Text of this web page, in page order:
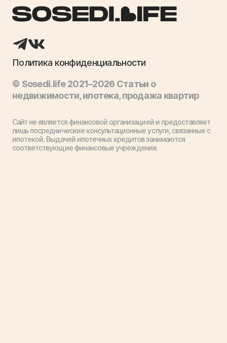
Политика конфиденциальности
© Sosedi.life 2021–2026 Статьи о
недвижимости, ипотека, продажа квартир
Сайт не является финансовой организацией и предоставляет
лишь посреднические консультационные услуги, связанные с
ипотекой. Выдачей ипотечных кредитов занимаются
соответствующие финансовые учреждения.